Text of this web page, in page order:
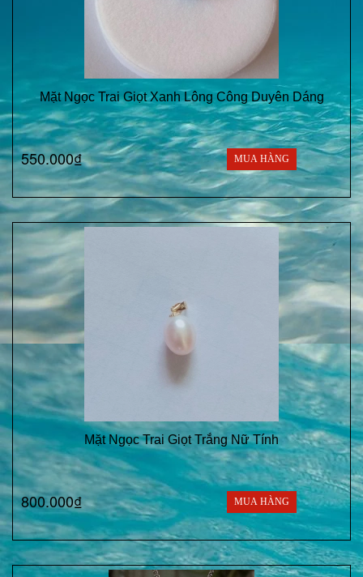
Mặt Ngọc Trai Giọt Xanh Lông Công Duyên Dáng
550.000₫ MUA HÀNG
Mặt Ngọc Trai Giọt Trắng Nữ Tính
800.000₫ MUA HÀNG